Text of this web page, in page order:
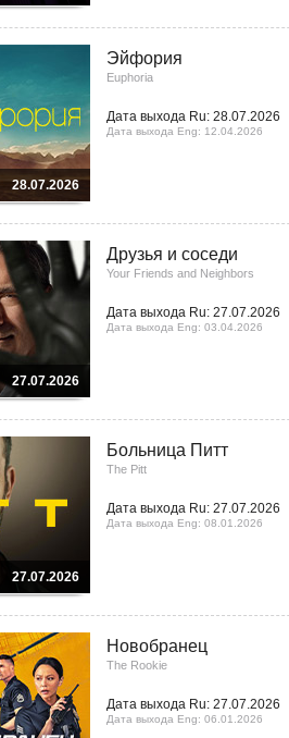
28.07.2026
Эйфория
Euphoria
Дата выхода Ru: 28.07.2026
Дата выхода Eng: 12.04.2026
27.07.2026
Друзья и соседи
Your Friends and Neighbors
Дата выхода Ru: 27.07.2026
Дата выхода Eng: 03.04.2026
27.07.2026
Больница Питт
The Pitt
Дата выхода Ru: 27.07.2026
Дата выхода Eng: 08.01.2026
Новобранец
The Rookie
Дата выхода Ru: 27.07.2026
Дата выхода Eng: 06.01.2026